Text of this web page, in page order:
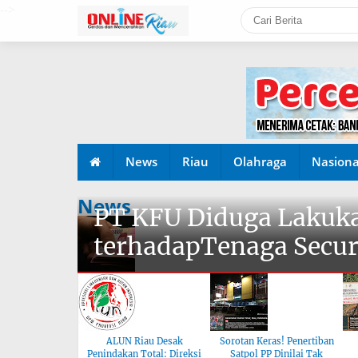
News Riau Olahraga
News
PT KFU Diduga
terhadapTenaga
ALUN Riau Desak
Penindakan Total: Direksi
Sorotan Keras! Penertiban
Satpol PP Dinilai Tak